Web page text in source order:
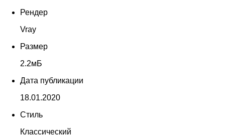
Рендер
Vray
Размер
2.2мБ
Дата публикации
18.01.2020
Стиль
Классический